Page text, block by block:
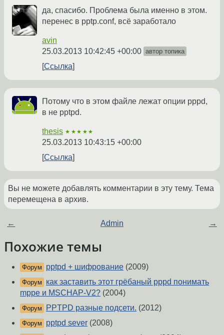
да, спасибо. Проблема была именно в этом.
перенес в pptp.conf, всё заработало
avin
25.03.2013 10:42:45 +00:00 автор топика
Ссылка
Потому что в этом файле лежат опции pppd,
в не pptpd.
thesis ★★★★★
25.03.2013 10:43:15 +00:00
Ссылка
Вы не можете добавлять комментарии в эту тему. Тема
перемещена в архив.
← Admin →
Похожие темы
Форум pptpd + шифрование (2009)
Форум
как заставить этот грёбаный pppd понимать
mppe и MSCHAP-V2? (2004)
Форум PPTPD разные подсети. (2012)
Форум pptpd sever (2008)